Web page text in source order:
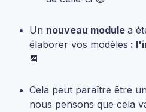
Un nouveau module a
élaborer vos modèles :
📆
Cela peut paraître être
nous pensons que cela